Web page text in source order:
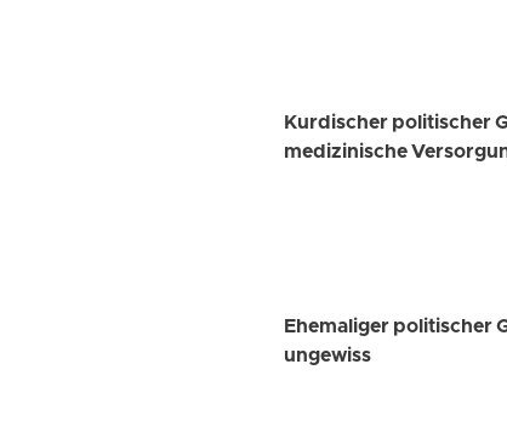
Kurdischer politischer
medizinische
Ehemaliger politischer
ungewiss